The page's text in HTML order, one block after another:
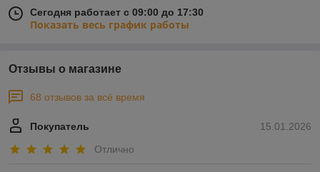
Сегодня работает с 09:00 до 17:30
Показать весь график работы
Отзывы о магазине
68 отзывов за всё время
15.01.2026
Покупатель
Отлично